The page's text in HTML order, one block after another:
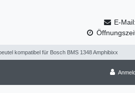
E-Mail:
kompatibel für Bosch BMS 1348 Amphibixx